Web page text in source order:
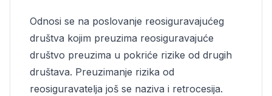
Odnosi se na poslovanje reosiguravajućeg
društva kojim preuzima reosiguravajuće
društvo preuzima u pokriće rizike od drugih
društava. Preuzimanje rizika od
reosiguravatelja još se naziva i retrocesija.